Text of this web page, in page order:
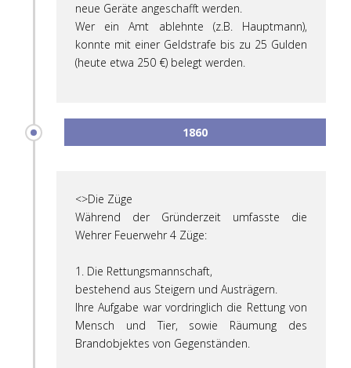
neue Geräte angeschafft werden.
Wer ein Amt ablehnte (z.B. Hauptmann),
konnte mit einer Geldstrafe bis zu 25 Gulden
(heute etwa 250 €) belegt werden.
1860
<>Die Züge
Während der Gründerzeit umfasste die
Wehrer Feuerwehr 4 Züge:
1. Die Rettungsmannschaft,
bestehend aus Steigern und Austrägern.
Ihre Aufgabe war vordringlich die Rettung von
Mensch und Tier, sowie Räumung des
Brandobjektes von Gegenständen.